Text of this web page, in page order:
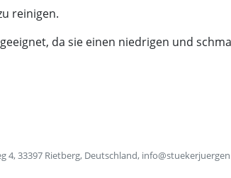
reinigen.
da sie einen niedrigen und
4, 33397 Rietberg, Deutschland,